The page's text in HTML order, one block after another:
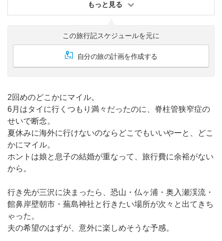
もっと見る
この旅行記スケジュールを元に
自分の旅の計画を作成する
2回めのどこかにマイル。
6月はタイに行くつもり満々だったのに、脊柱管狭窄症の
せいで断念。
夏休みに海外に行けないのならどこでもいいやーと、どこ
かにマイル。
ホントは娘と息子の結婚が重なって、旅行費に余裕がない
から。
行き先が三沢に決まったら、恐山・仏ヶ浦・奥入瀬渓流・
館鼻岸壁朝市・蕪島神社と行きたい場所が次々と出てきち
ゃった。
夫の希望のはずが、意外に楽しめそうな予感。